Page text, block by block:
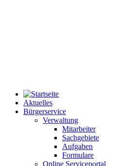
Aktuelles
Bürgerservice
Verwaltung
Mitarbeiter
Sachgebiete
Aufgaben
Formulare
Online Serviceportal